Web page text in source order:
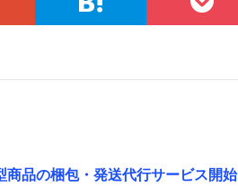
商品の梱包・発送代行サービス開始